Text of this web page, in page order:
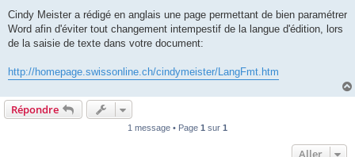
s
a
g
Cindy Meister a rédigé en anglais une page permettant de bien paramétrer
Word afin d'éviter tout changement intempestif de la langue d'édition, lors
de la saisie de texte dans votre document:
http://homepage.swissonline.ch/cindymeister/LangFmt.htm
Répondre
1 message • Page 1 sur 1
Aller